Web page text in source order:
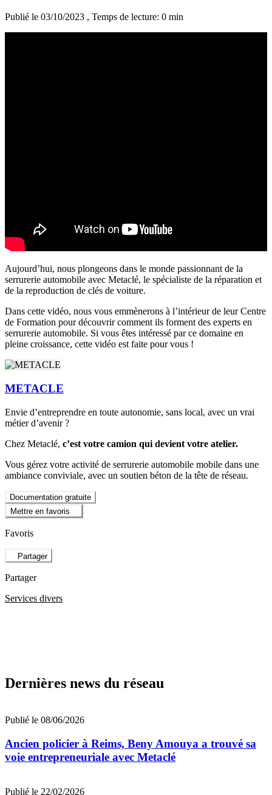
Publié le 03/10/2023 , Temps de lecture: 0 min
Aujourd’hui, nous plongeons dans le monde passionnant de la
serrurerie automobile avec Metaclé, le spécialiste de la réparation et
de la reproduction de clés de voiture.
Dans cette vidéo, nous vous emmènerons à l’intérieur de leur Centre
de Formation pour découvrir comment ils forment des experts en
serrurerie automobile. Si vous êtes intéressé par ce domaine en
pleine croissance, cette vidéo est faite pour vous !
METACLE
Envie d’entreprendre en toute autonomie, sans local, avec un vrai
métier d’avenir ?
Chez Metaclé, c’est votre camion qui devient votre atelier.
Vous gérez votre activité de serrurerie automobile mobile dans une
ambiance conviviale, avec un soutien béton de la tête de réseau.
Documentation gratuite
Mettre en favoris
Favoris
Partager
Partager
Services divers
Dernières news du réseau
Publié le 08/06/2026
Ancien policier à Reims, Beny Amouya a trouvé sa
voie entrepreneuriale avec Metaclé
Publié le 22/02/2026